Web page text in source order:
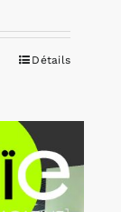
Détails